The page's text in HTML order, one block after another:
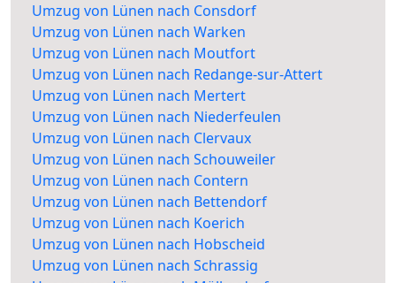
Umzug von Lünen nach Consdorf
Umzug von Lünen nach Warken
Umzug von Lünen nach Moutfort
Umzug von Lünen nach Redange-sur-Attert
Umzug von Lünen nach Mertert
Umzug von Lünen nach Niederfeulen
Umzug von Lünen nach Clervaux
Umzug von Lünen nach Schouweiler
Umzug von Lünen nach Contern
Umzug von Lünen nach Bettendorf
Umzug von Lünen nach Koerich
Umzug von Lünen nach Hobscheid
Umzug von Lünen nach Schrassig